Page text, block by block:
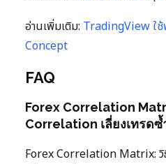
อ่านเพิ่มเติม: TradingView ใ
Concept
FAQ
Forex Correlation
Correlation เลี่ยงเทรดซ้
Forex Correlation Matrix: วิ